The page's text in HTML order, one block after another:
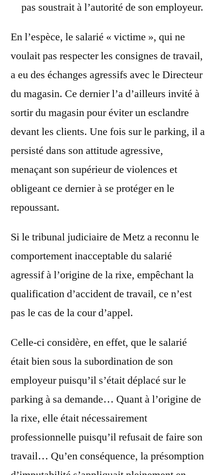
pas soustrait à l’autorité de son employeur.
En l’espèce, le salarié « victime », qui ne
voulait pas respecter les consignes de travail,
a eu des échanges agressifs avec le Directeur
du magasin. Ce dernier l’a d’ailleurs invité à
sortir du magasin pour éviter un esclandre
devant les clients. Une fois sur le parking, il a
persisté dans son attitude agressive,
menaçant son supérieur de violences et
obligeant ce dernier à se protéger en le
repoussant.
Si le tribunal judiciaire de Metz a reconnu le
comportement inacceptable du salarié
agressif à l’origine de la rixe, empêchant la
qualification d’accident de travail, ce n’est
pas le cas de la cour d’appel.
Celle-ci considère, en effet, que le salarié
était bien sous la subordination de son
employeur puisqu’il s’était déplacé sur le
parking à sa demande… Quant à l’origine de
la rixe, elle était nécessairement
professionnelle puisqu’il refusait de faire son
travail… Qu’en conséquence, la présomption